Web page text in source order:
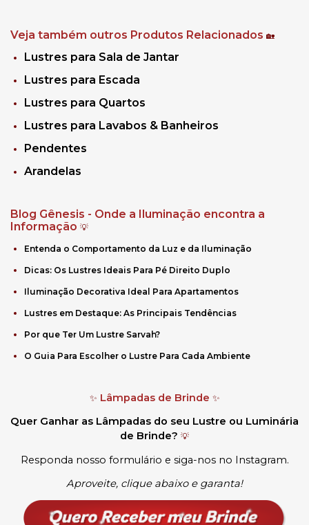
Veja também outros Produtos Relacionados 🏡
Lustres para Sala de Jantar
Lustres para Escada
Lustres para Quartos
Lustres para Lavabos & Banheiros
Pendentes
Arandelas
Blog Gênesis - Onde a Iluminação encontra a
Informação 💡
Entenda o Comportamento da Luz e da Iluminação
Dicas: Os Lustres Ideais Para Pé Direito Duplo
Iluminação Decorativa Ideal Para Apartamentos
Lustres em Destaque: As Principais Tendências
Por que Ter Um Lustre Sarvah?
O Guia Para Escolher o Lustre Para Cada Ambiente
✨ Lâmpadas de Brinde ✨
Quer Ganhar as Lâmpadas do seu Lustre ou Luminária
de Brinde? 💡
Responda nosso formulário e siga-nos no Instagram.
Aproveite, clique abaixo e garanta!